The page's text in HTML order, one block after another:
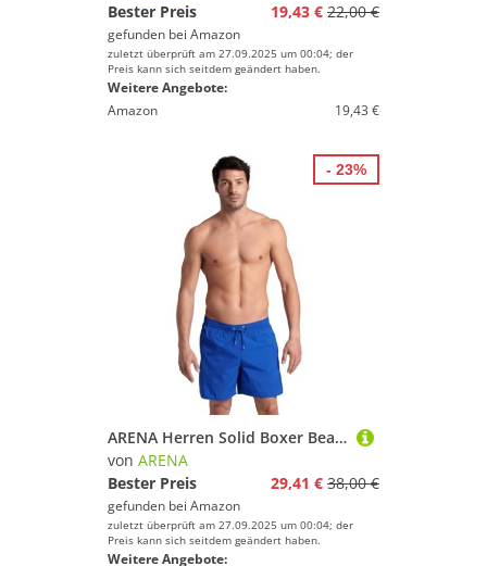
Bester Preis
19,43 € 22,00 €
gefunden bei Amazon
zuletzt überprüft am 27.09.2025 um 00:04; der
Preis kann sich seitdem geändert haben.
Weitere Angebote:
Amazon
19,43 €
ARENA Herren Solid Boxer Beach Shorts
von ARENA
Bester Preis
29,41 € 38,00 €
gefunden bei Amazon
zuletzt überprüft am 27.09.2025 um 00:04; der
Preis kann sich seitdem geändert haben.
Weitere Angebote:
- 23%